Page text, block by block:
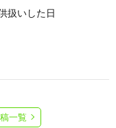
扱いした日
一覧